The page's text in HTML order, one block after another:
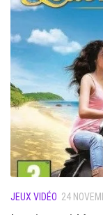
JEUX VIDÉO 24